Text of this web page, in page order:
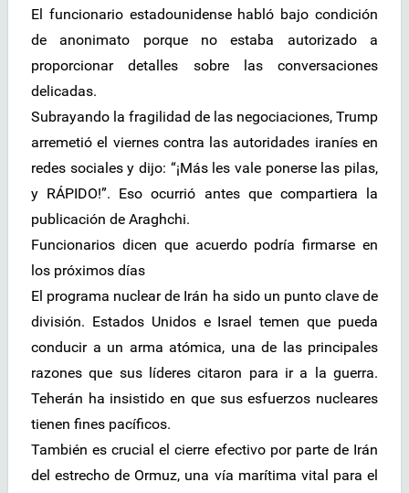
El funcionario estadounidense habló bajo condición
de anonimato porque no estaba autorizado a
proporcionar detalles sobre las conversaciones
delicadas.
Subrayando la fragilidad de las negociaciones, Trump
arremetió el viernes contra las autoridades iraníes en
redes sociales y dijo: “¡Más les vale ponerse las pilas,
y RÁPIDO!”. Eso ocurrió antes que compartiera la
publicación de Araghchi.
Funcionarios dicen que acuerdo podría firmarse en
los próximos días
El programa nuclear de Irán ha sido un punto clave de
división. Estados Unidos e Israel temen que pueda
conducir a un arma atómica, una de las principales
razones que sus líderes citaron para ir a la guerra.
Teherán ha insistido en que sus esfuerzos nucleares
tienen fines pacíficos.
También es crucial el cierre efectivo por parte de Irán
del estrecho de Ormuz, una vía marítima vital para el